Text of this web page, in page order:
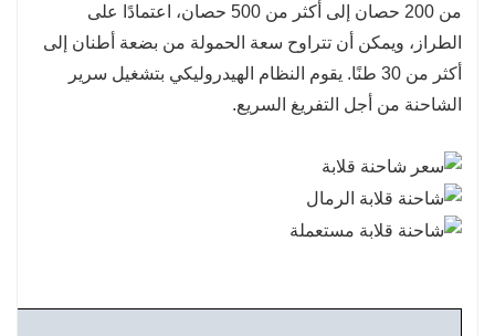
من 200 حصان إلى أكثر من 500 حصان، اعتمادًا على
الطراز، ويمكن أن تتراوح سعة الحمولة من بضعة أطنان إلى
أكثر من 30 طنًا. يقوم النظام الهيدروليكي بتشغيل سرير
الشاحنة من أجل التفريغ السريع.